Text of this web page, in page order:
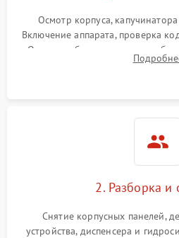
Осмотр корпуса,
Включение аппарата, проверка
Оценка работы помпы,
Измерение температуры и
2. Разборка и
Снятие корпусных панелей,
устройства, диспенсера и